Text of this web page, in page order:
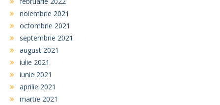
noiembrie 2021
octombrie 2021
septembrie 2021
august 2021
iulie 2021
iunie 2021
aprilie 2021
martie 2021